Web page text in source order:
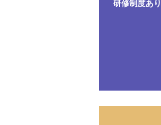
​研修制度あり